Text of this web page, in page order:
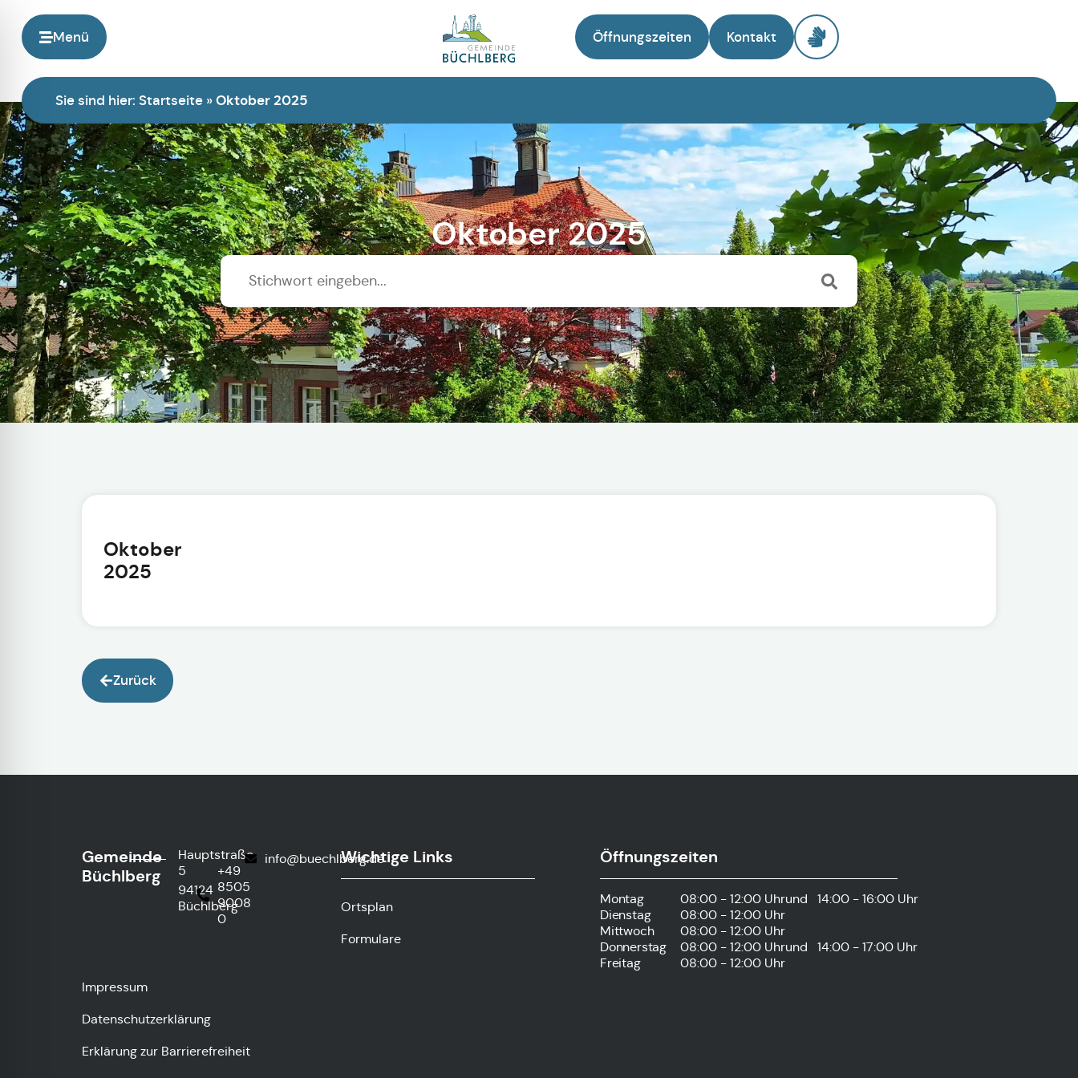
Menü Öffnungszeiten Kontakt
Sie sind hier: Startseite »Oktober 2025
Oktober 2025
Oktober
2025
Zurück
Gemeinde
Büchlberg
Hauptstraße
5
94124
Büchlberg
+49
8505
9008
0
info@buechlberg.deWichtige Links
Ortsplan
Formulare
Öffnungszeiten
Montag 08:00 - 12:00 Uhrund
14:00 - 16:00 Uhr
Dienstag
08:00 - 12:00 Uhr
Mittwoch
08:00 - 12:00 Uhr
Donnerstag
08:00 - 12:00 Uhrund
14:00 - 17:00 Uhr
Freitag
08:00 - 12:00 Uhr
Impressum
Datenschutzerklärung
Erklärung zur Barrierefreiheit